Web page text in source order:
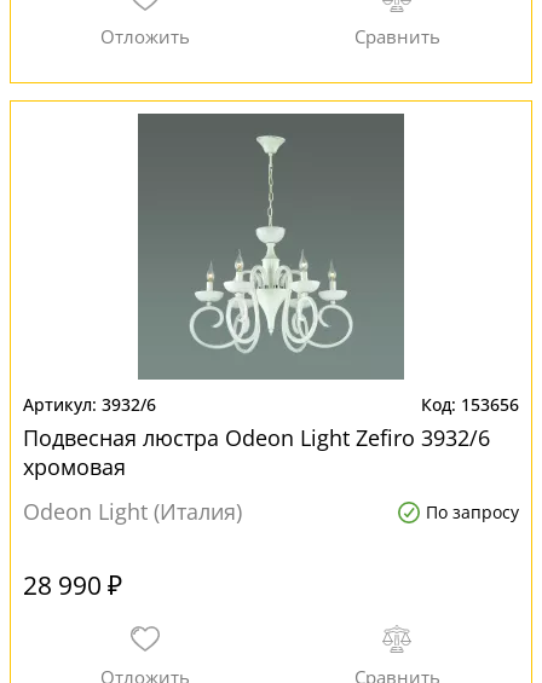
3932/6 153656
Подвесная люстра Odeon Light Zefiro 3932/6
хромовая
Odeon Light (Италия)
По запросу
28 990 ₽